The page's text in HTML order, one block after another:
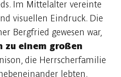
Im Mittelalter vereinte
visuellen Eindruck. Die
Bergfried gewesen war,
zu einem großen
die Herrscherfamilie
lebten.